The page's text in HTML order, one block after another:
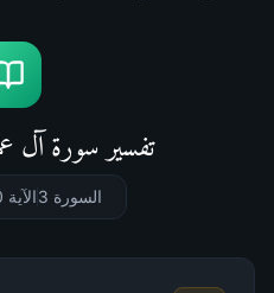
تفسير سورة آل
السورة 3 الآية 40